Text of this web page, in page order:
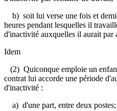
b) soit lui verse une fois et
heures pendant lesquelles il
d'inactivité auxquelles il aurait par
Idem
(2) Quiconque emploie un
contrat lui accorde une période
d'inactivité :
a) d'une part, entre deux postes;